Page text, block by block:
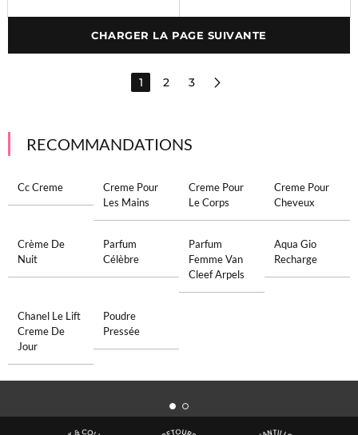
CHARGER LA PAGE SUIVANTE
1 2 3
RECOMMANDATIONS
Cc Creme
Creme Pour
Les Mains
Creme Pour
Le Corps
Creme Pour
Cheveux
Crème De
Nuit
Parfum
Célèbre
Parfum
Femme Van
Cleef Arpels
Aqua Gio
Recharge
Chanel Le Lift
Creme De
Jour
Poudre
Pressée